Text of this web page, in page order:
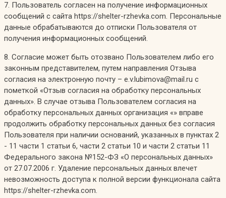
7. Пользователь согласен на получение информационных
сообщений с сайта https://shelter-rzhevka.com. Персональные
данные обрабатываются до отписки Пользователя от
получения информационных сообщений.
8. Согласие может быть отозвано Пользователем либо его
законным представителем, путем направления Отзыва
согласия на электронную почту – e.v.lubimova@mail.ru с
пометкой «Отзыв согласия на обработку персональных
данных». В случае отзыва Пользователем согласия на
обработку персональных данных организация «» вправе
продолжить обработку персональных данных без согласия
Пользователя при наличии оснований, указанных в пунктах 2
- 11 части 1 статьи 6, части 2 статьи 10 и части 2 статьи 11
Федерального закона №152-ФЗ «О персональных данных»
от 27.07.2006 г. Удаление персональных данных влечет
невозможность доступа к полной версии функционала сайта
https://shelter-rzhevka.com.